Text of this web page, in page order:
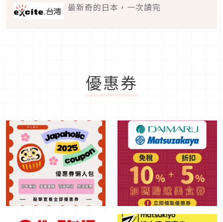
最新奇的日本，一次讀完
優惠券